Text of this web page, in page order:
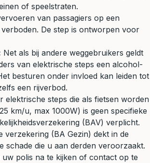
of speelstraten.
van passagiers op een
De step is ontworpen voor
Net als bij andere weggebruikers geldt
van elektrische steps een alcohol-
besturen onder invloed kan leiden tot
een rijverbod.
elektrische steps die als fietsen worden
km/u, max 1000W) is geen specifieke
(BAV) verplicht.
verzekering (BA Gezin) dekt in de
schade die u aan derden veroorzaakt.
polis na te kijken of contact op te